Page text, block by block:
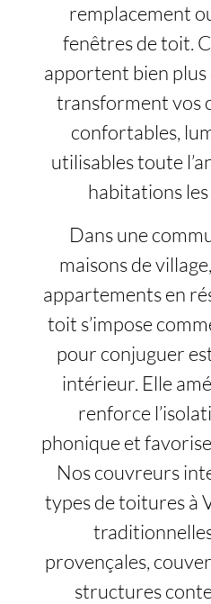
remplacement
fenêtres de toit.
apportent bien plus
transforment vos
confortables,
utilisables toute
habitations
Dans une
maisons de
appartements en
toit s’impose
pour conjuguer
intérieur. Elle
renforce
phonique et
Nos couvreurs
types de toitures à
provençales,
structures